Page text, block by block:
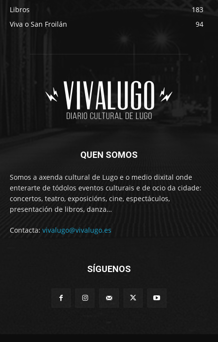
Libros
183
Viva o San Froilán
94
QUEN SOMOS
Somos a axenda cultural de Lugo e o medio dixital onde
enterarte de tódolos eventos culturais e de ocio da cidade:
concertos, teatro, exposicións, cine, espectáculos,
presentación de libros, danza…
Contacta: vivalugo@vivalugo.es
SÍGUENOS